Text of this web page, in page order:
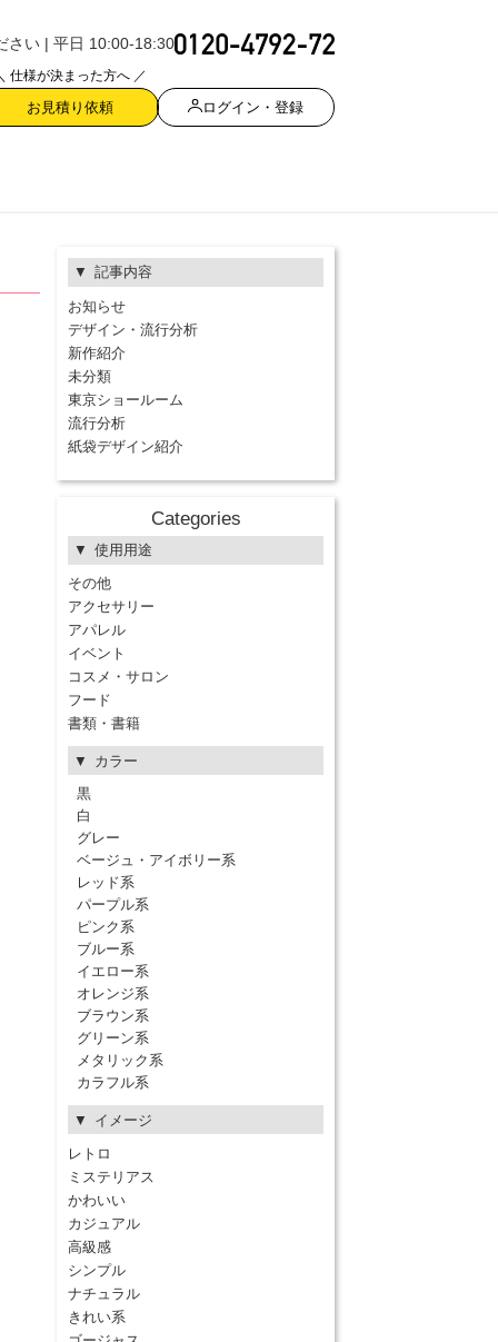
さい | 平日 10:00-18:30
仕様が決まった方へ ／
お見積り依頼 ログイン・登録
記事内容
お知らせ
デザイン・流行分析
新作紹介
未分類
東京ショールーム
流行分析
紙袋デザイン紹介
Categories
使用用途
その他
アクセサリー
アパレル
イベント
コスメ・サロン
フード
書類・書籍
カラー
黒
白
グレー
ベージュ・アイボリー系
レッド系
パープル系
ピンク系
ブルー系
イエロー系
オレンジ系
ブラウン系
グリーン系
メタリック系
カラフル系
イメージ
レトロ
ミステリアス
かわいい
カジュアル
高級感
シンプル
ナチュラル
きれい系